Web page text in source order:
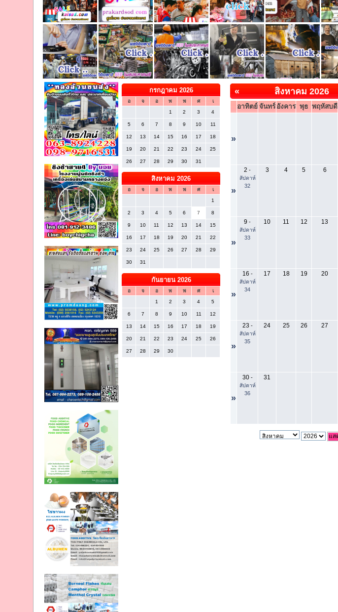
กรกฎาคม 2026
อ จ อ พ พ ศ
เ
1
2 3 4
5 6 7 8 9 10 11
12 13 14 15 16 17 18
19 20 21 22 23 24 25
26 27 28 29 30 31
สิงหาคม 2026
อ จ อ พ พ ศ
เ
1
2 3 4 5 6 7 8
9 10 11 12 13 14 15
16 17 18 19 20 21 22
23 24 25 26 27 28 29
30 31
กันยายน 2026
อ จ อ พ พ ศ
เ
1
2 3 4 5
6 7 8 9 10 11 12
13 14 15 16 17 18 19
20 21 22 23 24 25 26
27 28 29 30
« สิงหาคม 2026
อาทิตย์ จันทร์ อังคาร พุธ พฤหัสบดี
»
»
2 -
สัปดาห์
32
3 4 5 6
»
9 -
สัปดาห์
33
10 11 12 13
»
16 -
สัปดาห์
34
17 18 19 20
»
23 -
สัปดาห์
35
24 25 26 27
»
30-
สัปดาห์
36
31